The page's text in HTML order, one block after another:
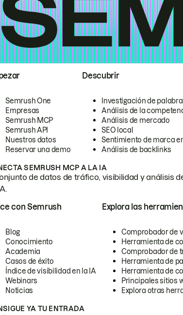
Semrush One
Empresas
Semrush MCP
Semrush API
Nuestros datos
Reservar una demo
Descubrir
Investigación de
Análisis de la
Análisis de mercado
SEO local
Sentimiento de marca
Análisis de backlinks
SEMRUSH MCP A LA IA
de datos de tráfico, visibilidad y análisis
con Semrush
Blog
Conocimiento
Academia
Casos de éxito
Índice de visibilidad en la IA
Webinars
Noticias
Explora las
Comprobador de
Herramienta de
Comprobador de
Herramienta de
Herramienta de
Principales sitios
Explora otras
YA TU ENTRADA